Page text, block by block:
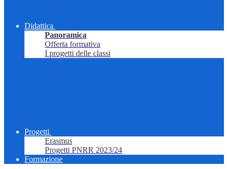
Didattica
Panoramica
Offerta formativa
I progetti delle classi
Progetti
Erasmus
Progetti PNRR 2023/24
Formazione